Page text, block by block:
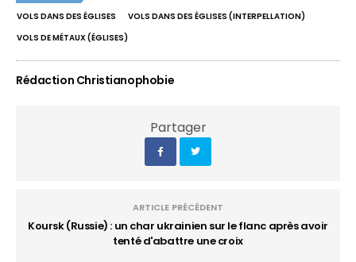
VOLS DANS DES ÉGLISES
VOLS DANS DES ÉGLISES (INTERPELLATION)
VOLS DE MÉTAUX (ÉGLISES)
Rédaction Christianophobie
Partager
ARTICLE PRÉCÉDENT
Koursk (Russie) : un char ukrainien sur le flanc après avoir
tenté d'abattre une croix